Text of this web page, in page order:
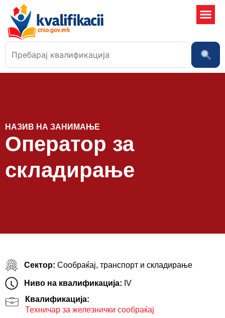
НАЗИВ НА ЗАНИМАЊЕ
Оператор за
складирање
Сектор: Сообраќај, транспорт и складирање
Ниво на квалификација: IV
Квалификација:
Техничар за железнички сообраќај